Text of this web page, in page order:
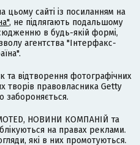
цьому сайті із посиланням на
, не підлягають подальшому
в будь-якій формі,
агентства "Інтерфакс-
та відтворення фотографічних
творів правовласника Getty
забороняється.
НОВИНИ КОМПАНІЙ та
на правах реклами.
які в них промотуються.